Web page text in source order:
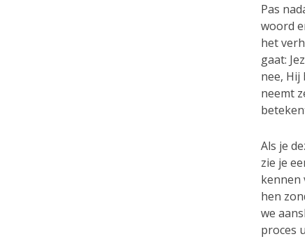
Pas
woord
het
gaat:
nee, Hij
neemt
Als je
zie je
kennen
hen
we
proces